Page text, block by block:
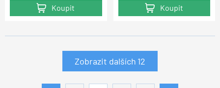
Koupit Koupit
Zobrazit dalších 12